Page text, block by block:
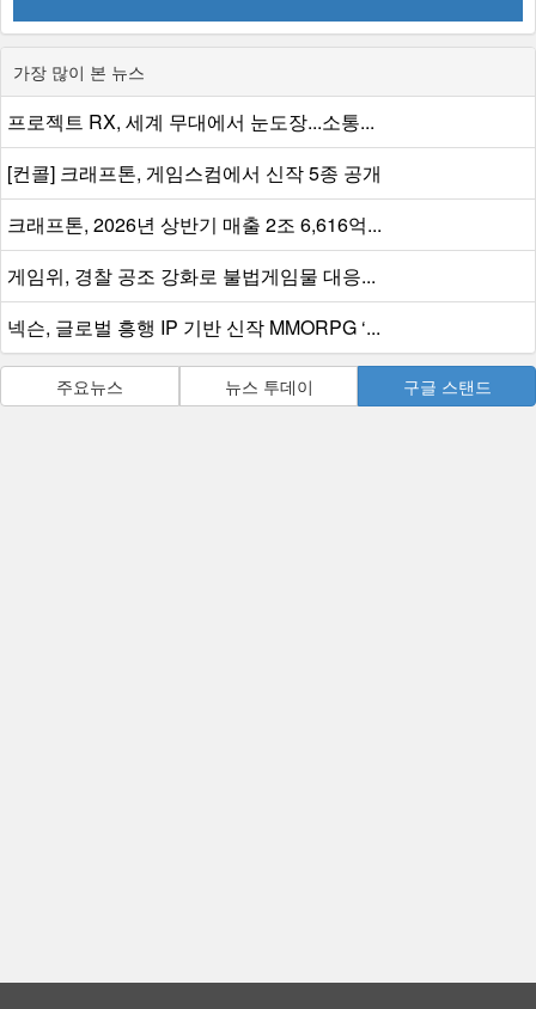
가장 많이 본 뉴스
프로젝트 RX, 세계 무대에서 눈도장...소통...
[컨콜] 크래프톤, 게임스컴에서 신작 5종 공개
크래프톤, 2026년 상반기 매출 2조 6,616억...
게임위, 경찰 공조 강화로 불법게임물 대응...
넥슨, 글로벌 흥행 IP 기반 신작 MMORPG ‘...
주요뉴스 뉴스 투데이 구글 스탠드